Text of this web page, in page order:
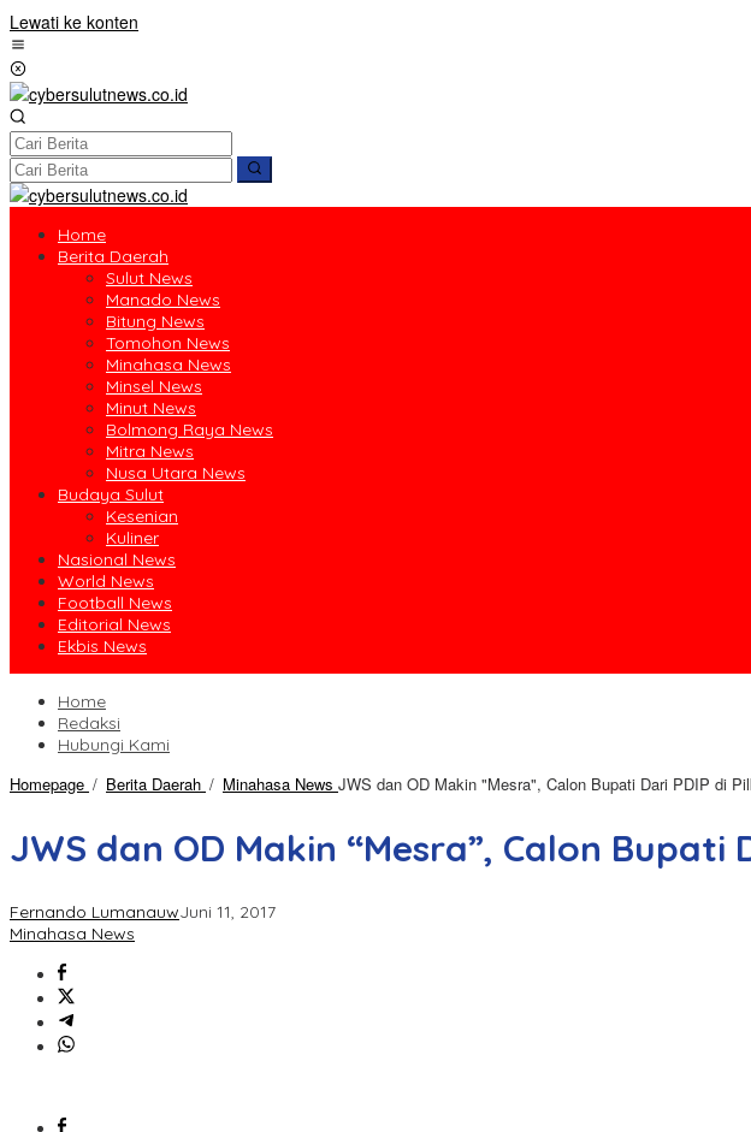
Lewati ke konten
Home
Berita Daerah
Sulut News
Manado News
Bitung News
Tomohon News
Minahasa News
Minsel News
Minut News
Bolmong Raya News
Mitra News
Nusa Utara News
Budaya Sulut
Kesenian
Kuliner
Nasional News
World News
Football News
Editorial News
Ekbis News
Home
Redaksi
Hubungi Kami
Homepage / Berita Daerah / Minahasa News JWS dan OD Makin "Mesra", Calon Bupati Dari PDIP di
JWS dan OD Makin “Mesra”, Calon
Fernando LumanauwJuni 11, 2017
Minahasa News